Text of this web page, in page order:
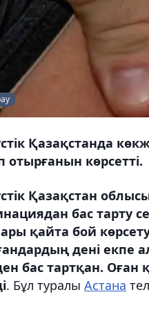
Қазақстанда
отырғанын көрсетті.
Қазақстан
бас тарту
қайта бой
дені екпе
бас тартқан. Оған
. Бұл туралы Астана